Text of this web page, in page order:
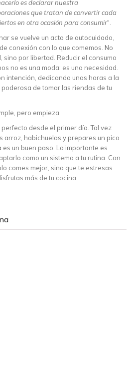
es declarar nuestra
que tratan de convertir cada
en otra ocasión para consumir".
se vuelve un acto de autocuidado,
conexión con lo que comemos. No
sino por libertad. Reducir el consumo
no es una moda: es una necesidad.
intención, dedicando unas horas a la
de tomar las riendas de tu
pero empieza
desde el primer día. Tal vez
arroz, habichuelas y prepares un pico
es un buen paso. Lo importante es
como un sistema a tu rutina. Con
comes mejor, sino que te estresas
más de tu cocina.